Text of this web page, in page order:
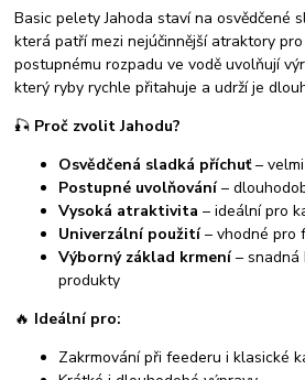
Basic pelety Jahoda staví na osvědčené
která patří mezi nejúčinnější atraktory
postupnému rozpadu ve vodě uvolňují
který ryby rychle přitahuje a udrží je
🎣 Proč zvolit Jahodu?
Osvědčená sladká příchuť–
Postupné uvolňování–
Vysoká atraktivita – ideální pro
Univerzální použití– vhodné pro
Výborný základ krmení– snadná
produkty
🔥 Ideální pro:
Zakrmování při feederu i klasické